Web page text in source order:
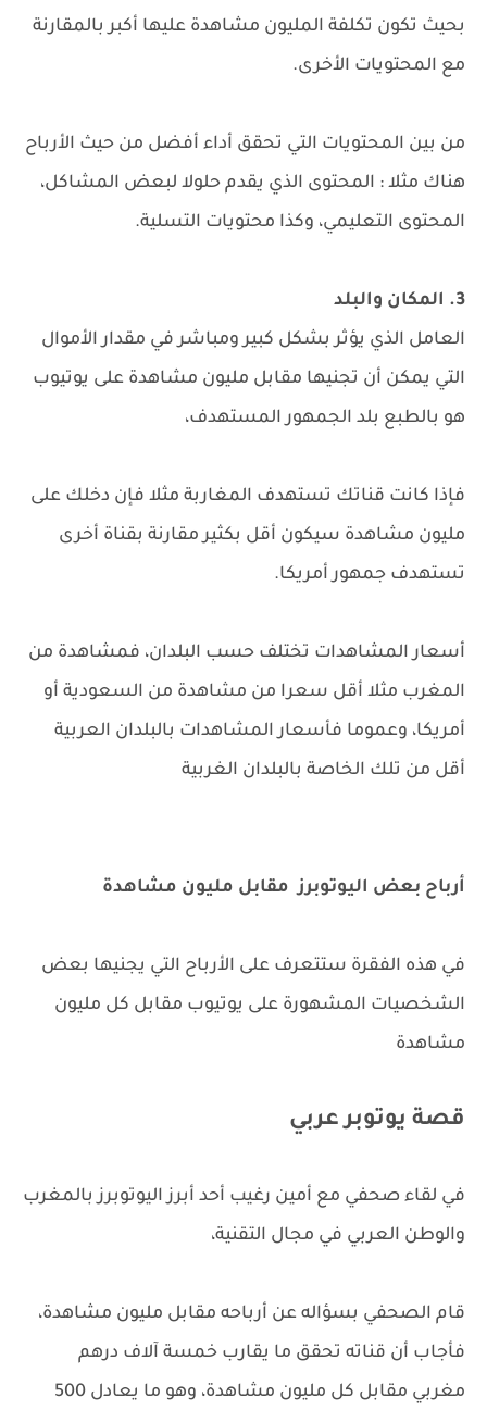
بحيث تكون تكلفة المليون مشاهدة عليها أكبر بالمقارنة
مع المحتويات الأخرى.
من بين المحتويات التي تحقق أداء أفضل من حيث الأرباح
هناك مثلا : المحتوى الذي يقدم حلولا لبعض المشاكل،
المحتوى التعليمي، وكذا محتويات التسلية.
3. المكان والبلد
العامل الذي يؤثر بشكل كبير ومباشر في مقدار الأموال
التي يمكن أن تجنيها مقابل مليون مشاهدة على يوتيوب
هو بالطبع بلد الجمهور المستهدف،
فإذا كانت قناتك تستهدف المغاربة مثلا فإن دخلك على
مليون مشاهدة سيكون أقل بكثير مقارنة بقناة أخرى
تستهدف جمهور أمريكا.
أسعار المشاهدات تختلف حسب البلدان، فمشاهدة من
المغرب مثلا أقل سعرا من مشاهدة من السعودية أو
أمريكا، وعموما فأسعار المشاهدات بالبلدان العربية
أقل من تلك الخاصة بالبلدان الغربية
أرباح بعض اليوتوبرز مقابل مليون مشاهدة
في هذه الفقرة ستتعرف على الأرباح التي يجنيها بعض
الشخصيات المشهورة على يوتيوب مقابل كل مليون
مشاهدة
قصة يوتوبر عربي
في لقاء صحفي مع أمين رغيب أحد أبرز اليوتوبرز بالمغرب
والوطن العربي في مجال التقنية،
قام الصحفي بسؤاله عن أرباحه مقابل مليون مشاهدة،
فأجاب أن قناته تحقق ما يقارب خمسة آلاف درهم
مغربي مقابل كل مليون مشاهدة، وهو ما يعادل 500